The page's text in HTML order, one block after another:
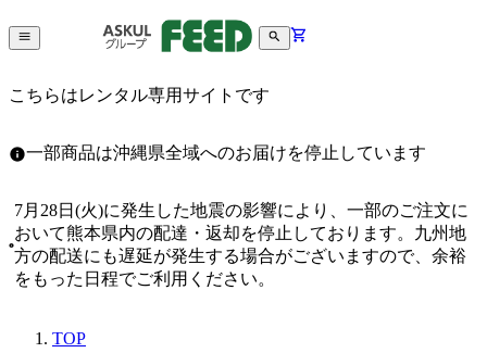
こちらはレンタル専用サイトです
一部商品は沖縄県全域へのお届けを停止しています
7月28日(火)に発生した地震の影響により、一部のご注文に
おいて熊本県内の配達・返却を停止しております。九州地
方の配送にも遅延が発生する場合がございますので、余裕
をもった日程でご利用ください。
TOP